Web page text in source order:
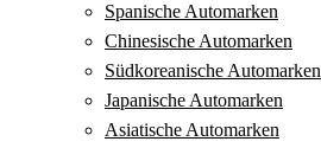
Spanische Automarken
Chinesische Automarken
Südkoreanische Automarken
Japanische Automarken
Asiatische Automarken